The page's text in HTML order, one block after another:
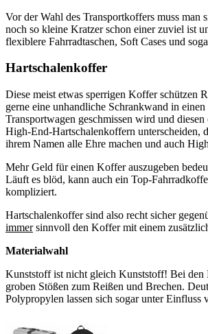
Vor der Wahl des Transportkoffers muss
noch so kleine Kratzer schon einer zuviel ist
flexiblere Fahrradtaschen, Soft Cases und
Hartschalenkoffer
Diese meist etwas sperrigen Koffer schützen
gerne eine unhandliche Schrankwand in
Transportwagen geschmissen wird und
High-End-Hartschalenkoffern unterscheiden,
ihrem Namen alle Ehre machen und auch
Mehr Geld für einen Koffer auszugeben
Läuft es blöd, kann auch ein Top-
kompliziert.
Hartschalenkoffer sind also recht sicher
immersinnvoll den Koffer mit einem
Materialwahl
Kunststoff ist nicht gleich Kunststoff! Bei den
groben Stößen zum Reißen und Brechen.
Polypropylen lassen sich sogar unter Einfluss